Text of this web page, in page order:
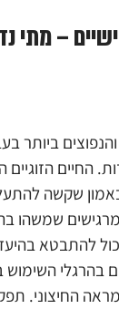
– מתי
ביותר
החיים
באמון שקשה
שמשהו
להתבטא
בהרגלי השימוש
החיצוני.